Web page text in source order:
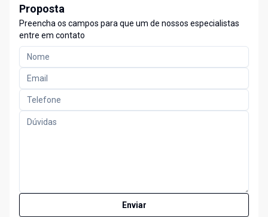
Proposta
Preencha os campos para que um de nossos especialistas
entre em contato
Enviar